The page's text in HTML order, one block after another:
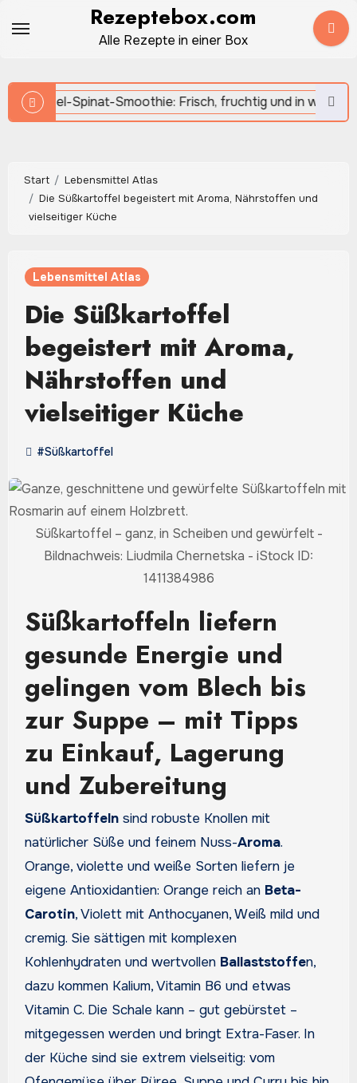
Inhalt
Rezeptebox.com
Alle Rezepte in einer Box
Start
Lebensmittel Atlas
Die Süßkartoffel begeistert mit Aroma, Nährstoffen und
vielseitiger Küche
Lebensmittel Atlas
Die Süßkartoffel
begeistert mit Aroma,
Nährstoffen und
vielseitiger Küche
#Süßkartoffel
Süßkartoffel – ganz, in Scheiben und gewürfelt -
Bildnachweis: Liudmila Chernetska - iStock ID:
1411384986
Süßkartoffeln liefern
gesunde Energie und
gelingen vom Blech bis
zur Suppe – mit Tipps
zu Einkauf, Lagerung
und Zubereitung
Süßkartoffelnsind robuste Knollen mit
natürlicher Süße und feinem Nuss-Aroma.
Orange, violette und weiße Sorten liefern je
eigene Antioxidantien: Orange reich an Beta-
Carotin, Violett mit Anthocyanen, Weiß mild und
cremig. Sie sättigen mit komplexen
Kohlenhydraten und wertvollen Ballaststoffen,
dazu kommen Kalium, Vitamin B6 und etwas
Vitamin C. Die Schale kann – gut gebürstet –
mitgegessen werden und bringt Extra-Faser. In
der Küche sind sie extrem vielseitig: vom